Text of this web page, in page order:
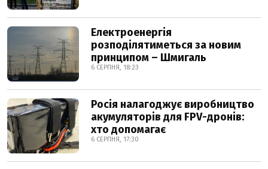
Електроенергія
розподілятиметься за новим
принципом – Шмигаль
6 СЕРПНЯ, 18:23
Росія налагоджує виробництво
акумуляторів для FPV-дронів:
хто допомагає
6 СЕРПНЯ, 17:30